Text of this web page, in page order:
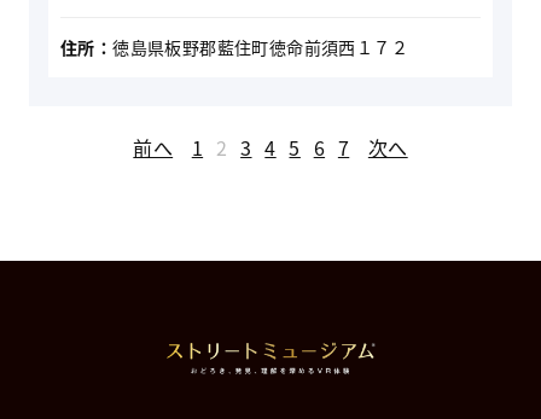
住所：徳島県板野郡藍住町徳命前須西１７２
投
の
前へ 1 2 3 4 5 6 7 次へ